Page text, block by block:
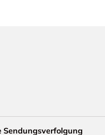
Sendungsverfolgung